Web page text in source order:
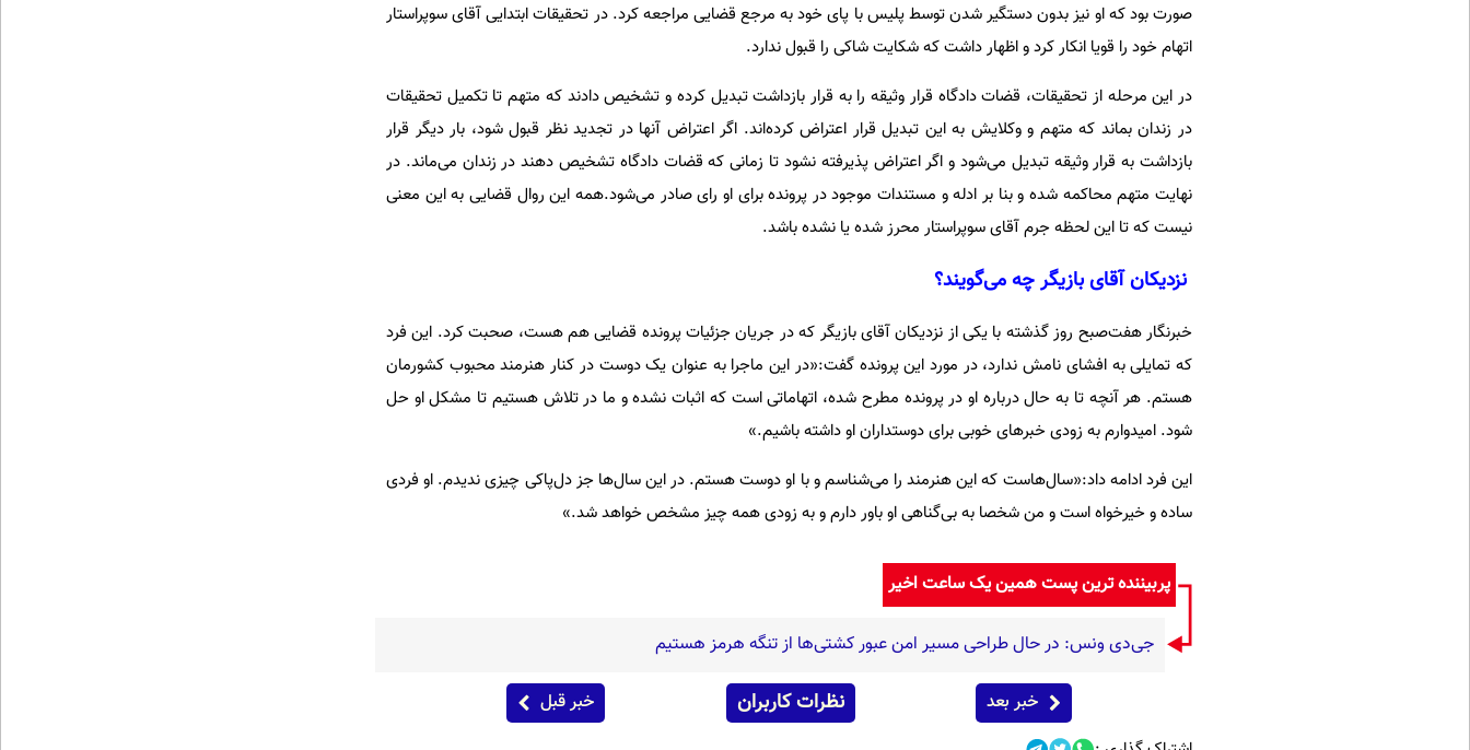
صورت بود که او نیز بدون دستگیر شدن توسط پلیس با پای خود به مرجع قضایی مراجعه کرد. در تحقیقات ابتدایی آقای سوپر‌استار
اتهام خود را قویا انکار کرد و اظهار داشت که شکایت شاکی را قبول ندارد.
در این مرحله از تحقیقات، قضات دادگاه قرار وثیقه را به قرار بازداشت تبدیل کرده و تشخیص دادند که متهم تا تکمیل تحقیقات
در زندان بماند که متهم و وکلایش به این تبدیل قرار اعتراض کرده‌اند. اگر اعتراض آنها در تجدید نظر قبول شود، بار دیگر قرار
بازداشت به قرار وثیقه تبدیل می‌شود و اگر اعتراض پذیرفته نشود تا زمانی که قضات دادگاه تشخیص دهند در زندان می‌ماند. در
نهایت متهم محاکمه شده و بنا بر ادله و مستندات موجود در پرونده برای او رای صادر می‌شود.همه این روال قضایی به این معنی
نیست که تا این لحظه جرم آقای سوپراستار محرز شده یا نشده باشد.
نزدیکان آقای بازیگر چه می‌گویند؟
خبرنگار هفت‌صبح روز گذشته با یکی از نزدیکان آقای بازیگر که در جریان جزئیات پرونده قضایی هم هست، صحبت کرد. این فرد
که تمایلی به افشای نامش ندارد، در مورد این پرونده گفت:«در این ماجرا به عنوان یک دوست در کنار هنرمند محبوب کشورمان
هستم. هر آنچه تا به حال درباره او در پرونده مطرح شده، اتهاماتی است که اثبات نشده و ما در تلاش هستیم تا مشکل او حل
شود. امیدوارم به زودی خبرهای خوبی برای دوستداران او داشته باشیم.»
این فرد ادامه داد:«سال‌هاست که این هنرمند را می‌شناسم و با او دوست هستم. در این سال‌ها جز دل‌پاکی چیزی ندیدم. او فردی
ساده و خیرخواه است و من شخصا به بی‌گناهی او باور دارم و به زودی همه چیز مشخص خواهد شد.»
پربیننده ترین پست همین یک ساعت اخیر
جی‌دی ونس: در حال طراحی مسیر امن عبور کشتی‌ها از تنگه هرمز هستیم
خبر بعد نظرات کاربران خبر قبل